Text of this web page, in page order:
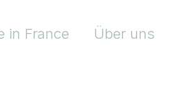
in France Über uns